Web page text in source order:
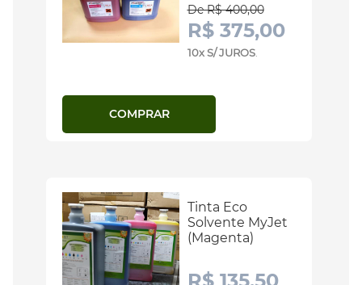
De R$ 400,00
R$ 375,00
10x S/ JUROS.
COMPRAR
Tinta Eco
Solvente MyJet
(Magenta)
R$ 135,50